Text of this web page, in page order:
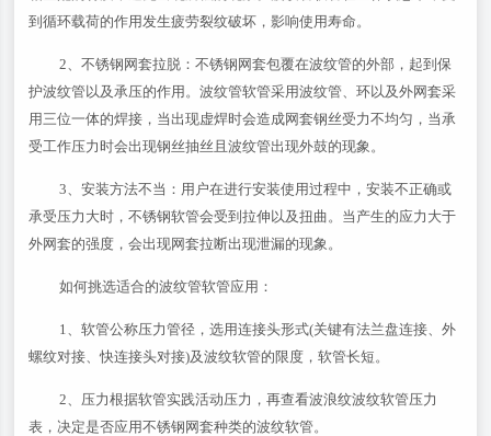
到循环载荷的作用发生疲劳裂纹破坏，影响使用寿命。
2、不锈钢网套拉脱：不锈钢网套包覆在波纹管的外部，起到保
护波纹管以及承压的作用。波纹管软管采用波纹管、环以及外网套采
用三位一体的焊接，当出现虚焊时会造成网套钢丝受力不均匀，当承
受工作压力时会出现钢丝抽丝且波纹管出现外鼓的现象。
3、安装方法不当：用户在进行安装使用过程中，安装不正确或
承受压力大时，不锈钢软管会受到拉伸以及扭曲。当产生的应力大于
外网套的强度，会出现网套拉断出现泄漏的现象。
如何挑选适合的波纹管软管应用：
1、软管公称压力管径，选用连接头形式(关键有法兰盘连接、外
螺纹对接、快连接头对接)及波纹软管的限度，软管长短。
2、压力根据软管实践活动压力，再查看波浪纹波纹软管压力
表，决定是否应用不锈钢网套种类的波纹软管。